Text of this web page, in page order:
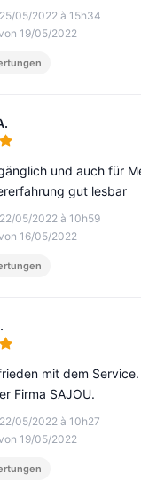
05/2022 à 15h34
19/05/2022
von 5
05/2022 à 10h59
16/05/2022
und auch für
gut lesbar
von 5
05/2022 à 10h27
19/05/2022
mit dem
Firma SAJOU.